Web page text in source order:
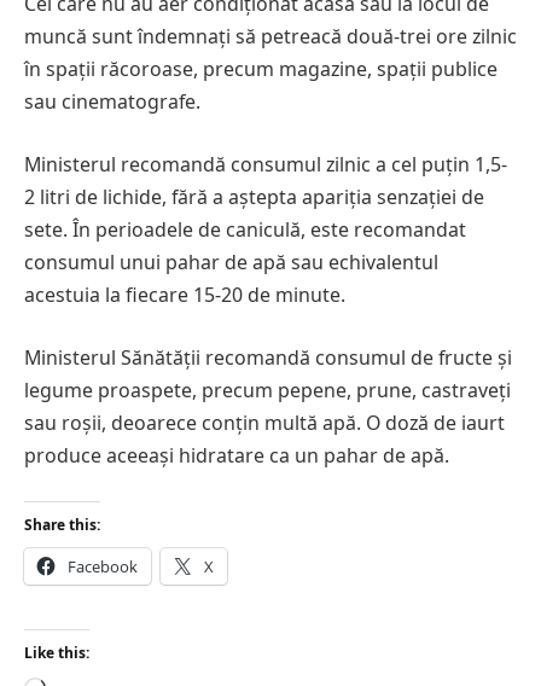
muncă sunt îndemnați să petreacă două-trei ore zilnic
în spații răcoroase, precum magazine, spații publice
sau cinematografe.
Ministerul recomandă consumul zilnic a cel puțin 1,5-
2 litri de lichide, fără a aștepta apariția senzației de
sete. În perioadele de caniculă, este recomandat
consumul unui pahar de apă sau echivalentul
acestuia la fiecare 15-20 de minute.
Ministerul Sănătății recomandă consumul de fructe și
legume proaspete, precum pepene, prune, castraveți
sau roșii, deoarece conțin multă apă. O doză de iaurt
produce aceeași hidratare ca un pahar de apă.
Share this:
Facebook X
Like this: